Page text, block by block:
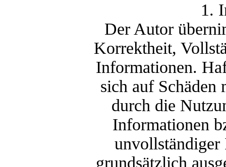
1.
Der Autor
Korrektheit,
Informationen.
sich auf Schäden
durch die
Informationen
unvollständiger
grundsätzlich